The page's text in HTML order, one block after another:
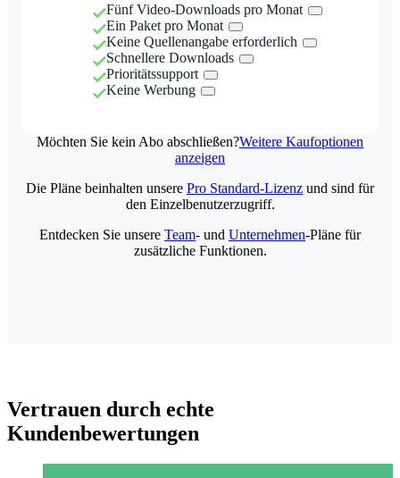
Fünf Video-Downloads pro Monat
Ein Paket pro Monat
Keine Quellenangabe erforderlich
Schnellere Downloads
Prioritätssupport
Keine Werbung
Möchten Sie kein Abo abschließen?Weitere Kaufoptionen
anzeigen
Die Pläne beinhalten unsere Pro Standard-Lizenz und sind für
den Einzelbenutzerzugriff.
Entdecken Sie unsere Team- und Unternehmen-Pläne für
zusätzliche Funktionen.
Vertrauen durch echte
Kundenbewertungen